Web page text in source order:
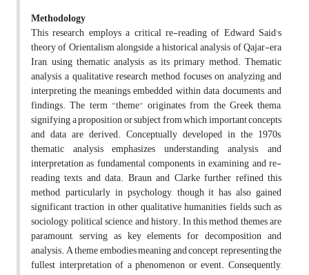
Methodology
This research employs a critical re-reading of Edward Said's
theory of Orientalism alongside a historical analysis of Qajar-era
Iran, using thematic analysis as its primary method. Thematic
analysis, a qualitative research method, focuses on analyzing and
interpreting the meanings embedded within data, documents, and
findings. The term "theme" originates from the Greek thema,
signifying a proposition or subject from which important concepts
and data are derived. Conceptually developed in the 1970s,
thematic analysis emphasizes understanding, analysis, and
interpretation as fundamental components in examining and re-
reading texts and data. Braun and Clarke further refined this
method, particularly in psychology, though it has also gained
significant traction in other qualitative humanities fields such as
sociology, political science, and history. In this method, themes are
paramount, serving as key elements for decomposition and
analysis. A theme embodies meaning and concept, representing the
fullest interpretation of a phenomenon or event. Consequently,